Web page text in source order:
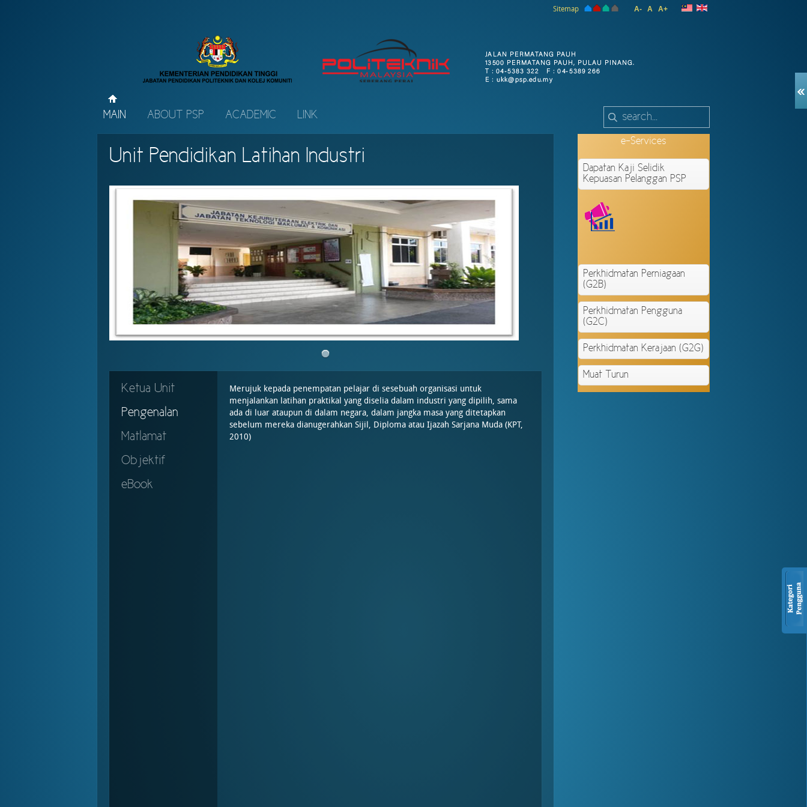
A- A A+
Sitemap
MAIN ABOUT PSP ACADEMIC LINK
Unit Pendidikan Latihan Industri
Ketua Unit
Pengenalan
Matlamat
Objektif
eBook
Merujuk kepada penempatan pelajar di sesebuah organisasi untuk
menjalankan latihan praktikal yang diselia dalam industri yang dipilih, sama
ada di luar ataupun di dalam negara, dalam jangka masa yang ditetapkan
sebelum mereka dianugerahkan Sijil, Diploma atau Ijazah Sarjana Muda (KPT,
2010)
e-Services
Dapatan Kaji Selidik
Kepuasan Pelanggan PSP
Perkhidmatan Perniagaan
(G2B)
Perkhidmatan Pengguna
(G2C)
Perkhidmatan Kerajaan (G2G)
Muat Turun